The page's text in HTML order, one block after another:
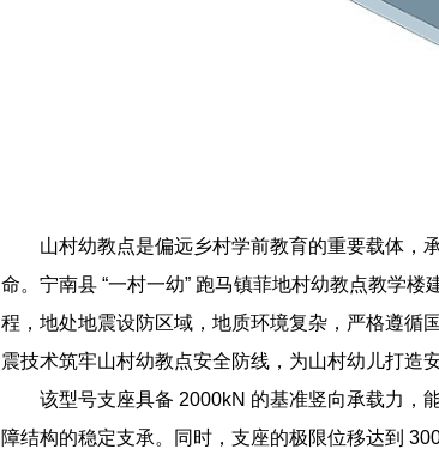
山村幼教点是偏远乡村学前教育的重要载体，
命。宁南县 “一村一幼” 跑马镇菲地村幼教点教学
程，地处地震设防区域，地质环境复杂，严格遵循
震技术筑牢山村幼教点安全防线，为山村幼儿打造
该型号支座具备 2000kN 的基准竖向承载力，
障结构的稳定支承。同时，支座的极限位移达到